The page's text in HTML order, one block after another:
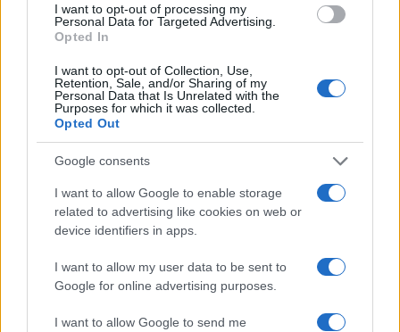
I want to opt-out of processing my
Personal Data for Targeted Advertising.
Opted In
I want to opt-out of Collection, Use,
Retention, Sale, and/or Sharing of my
Personal Data that Is Unrelated with the
Purposes for which it was collected.
Opted Out
Google consents
I want to allow Google to enable storage
related to advertising like cookies on web or
device identifiers in apps.
I want to allow my user data to be sent to
Google for online advertising purposes.
I want to allow Google to send me
Condividi l'articolo
F
a
ce
b
o
o
k
T
w
it
te
r
Pi
n
te
re
st
W
h
at
s
p
p
S
h
a
re
Prossimo articolo
NOTIZIE RECENTI
Le previsioni meteo per il weekend a Olbia e in
Gallura